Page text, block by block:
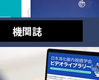
機関誌